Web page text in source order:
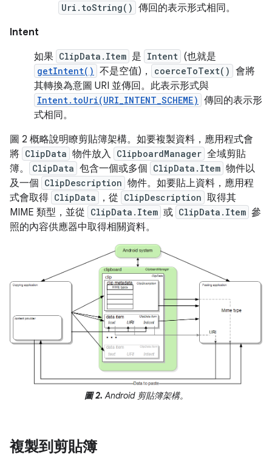
Uri.toString() 傳回的表示形式相同。
Intent
如果 ClipData.Item 是 Intent (也就是
getIntent() 不是空值)， coerceToText() 會將
其轉換為意圖 URI 並傳回。此表示形式與
Intent.toUri(URI_INTENT_SCHEME) 傳回的表示形
式相同。
圖 2 概略說明瞭剪貼簿架構。如要複製資料，應用程式會
將 ClipData 物件放入 ClipboardManager 全域剪貼
簿。
ClipData 包含一個或多個 ClipData.Item 物件以
及一個 ClipDescription 物件。如要貼上資料，應用程
式會取得 ClipData ，從 ClipDescription 取得其
MIME 類型，並從 ClipData.Item 或 ClipData.Item 參
照的內容供應器中取得相關資料。
圖 2. Android 剪貼簿架構。
複製到剪貼簿